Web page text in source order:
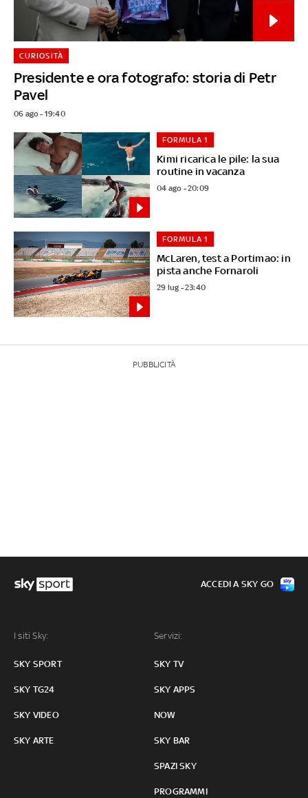
Presidente e ora fotografo: storia di Petr
Pavel
CURIOSITÀ
06 ago - 19:40
Kimi ricarica le pile: la sua
routine in vacanza
FORMULA 1
04 ago - 20:09
McLaren, test a Portimao: in
pista anche Fornaroli
FORMULA 1
29 lug - 23:40
PUBBLICITÀ
I siti Sky:
SKY SPORT
SKY TG24
SKY VIDEO
SKY ARTE
Servizi:
SKY TV
SKY APPS
NOW
SKY BAR
SPAZI SKY
PROGRAMMI
ACCEDI A SKY GO